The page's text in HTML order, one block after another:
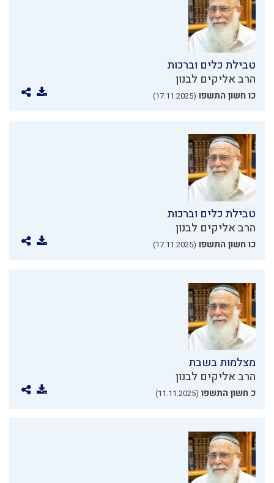
טבילת כלים וברכות
הרב אליקים לבנון
כו חשון התשפו (17.11.2025)
טבילת כלים וברכות
הרב אליקים לבנון
כו חשון התשפו (17.11.2025)
מצלמות בשבת
הרב אליקים לבנון
כ חשון התשפו (11.11.2025)